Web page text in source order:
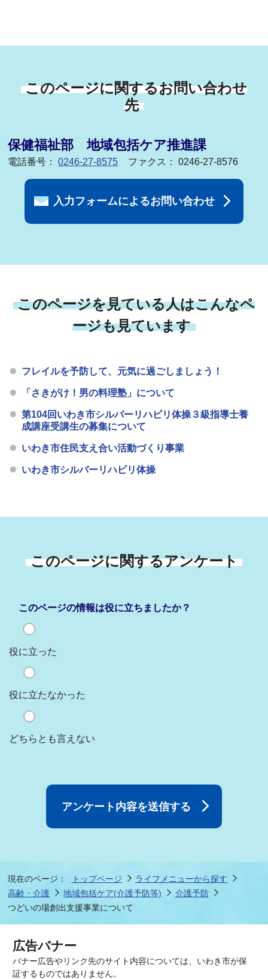
このページに関するお問い合わせ
先
保健福祉部 地域包括ケア推進課
電話番号：0246-27-8575 ファクス： 0246-27-8576
入力フォームによるお問い合わせ
このページを見ている人はこんなペ
ージも見ています
フレイルを予防して、元気に過ごしましょう！
「さきがけ！男の料理塾」について
第104回いわき市シルバーリハビリ体操３級指導士養
成講座受講生の募集について
いわき市住民支え合い活動づくり事業
いわき市シルバーリハビリ体操
このページに関するアンケート
このページの情報は役に立ちましたか？
役に立った
役に立たなかった
どちらとも言えない
現在のページ： トップページ
ライフメニューから探す
高齢・介護
地域包括ケア(介護予防等)
介護予防
つどいの場創出支援事業について
広告バナー
バナー広告やリンク先のサイト内容については、いわき市が保
証するものではありません。